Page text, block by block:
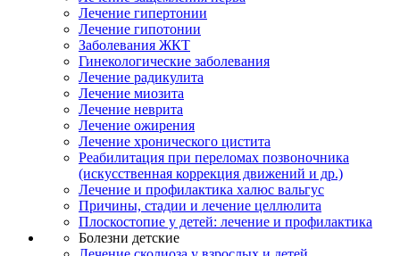
Лечение гипертонии
Лечение гипотонии
Заболевания ЖКТ
Гинекологические заболевания
Лечение радикулита
Лечение миозита
Лечение неврита
Лечение ожирения
Лечение хронического цистита
Реабилитация при переломах позвоночника
(искусственная коррекция движений и др.)
Лечение и профилактика халюс вальгус
Причины, стадии и лечение целлюлита
Плоскостопие у детей: лечение и профилактика
Болезни детские